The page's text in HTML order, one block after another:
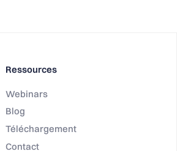
Ressources
Webinars
Blog
Téléchargement
Contact